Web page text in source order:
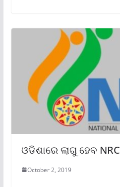
ଓଡିଶାରେ ଲାଗୁ ହେବ NRC
October 2, 2019